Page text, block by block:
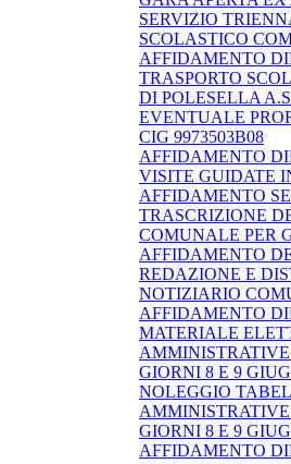
SERVIZIO
SCOLASTICO
AFFIDAMENTO
TRASPORTO
DI POLESELLA
EVENTUALE
CIG 9973503B08
AFFIDAMENTO
VISITE GUIDATE
AFFIDAMENTO
TRASCRIZIONE
COMUNALE PER
AFFIDAMENTO
REDAZIONE E
NOTIZIARIO
AFFIDAMENTO
MATERIALE
GIORNI 8 E 9
NOLEGGIO
GIORNI 8 E 9
AFFIDAMENTO